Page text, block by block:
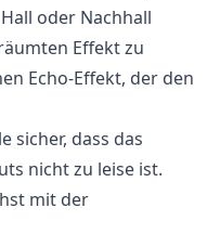
oder Nachhall
Effekt zu
Echo-Effekt, der den
sicher, dass das
nicht zu leise ist.
mit der